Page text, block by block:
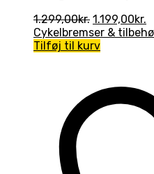
1.299,00kr. Den
oprindelige
pris
1.199,00kr.
Cykelbremser &
Tilføj til kurv